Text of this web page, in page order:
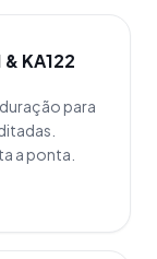
KA122
para
a ponta.